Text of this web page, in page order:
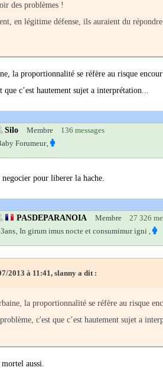
des problèmes !
en légitime défense, ils auraient du
la proportionnalité se réfère au risque
que c’est hautement sujet a interprétation...
Silo Membre
136 messages
Forumeur‚
pour liberer la hache.
PASDEPARANOIA Membre
27 326
In girum imus nocte et consumimur igni ,
2013 à 11:41, slanny a dit :
la proportionnalité se réfère au risque
c'est que c’est hautement sujet a
aussi.